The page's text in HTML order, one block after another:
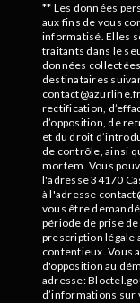
** Les données
aux fins de vous
informatisé. Elles
traitants dans le
données
destinataires
rectification,
d’opposition, de
et du droit
de contrôle, ainsi
mortem. Vous
l'adresse 34170
à l'adresse
vous être
période de prise
prescription légale
contentieux. Vous
d'opposition au
adresse:
d’informations sur